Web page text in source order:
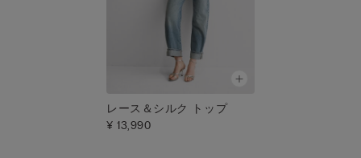
レース＆シルク トップ
¥ 13,990